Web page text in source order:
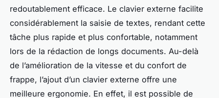
redoutablement efficace. Le clavier externe facilite
considérablement la saisie de textes, rendant cette
tâche plus rapide et plus confortable, notamment
lors de la rédaction de longs documents. Au-delà
de l’amélioration de la vitesse et du confort de
frappe, l’ajout d’un clavier externe offre une
meilleure ergonomie. En effet, il est possible de